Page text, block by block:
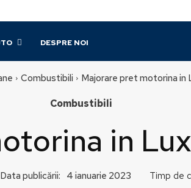
DESPRE NOI
Combustibili Majorare pret motorina in
Combustibili
in
Data publicării: 4 ianuarie 2023 Timp de